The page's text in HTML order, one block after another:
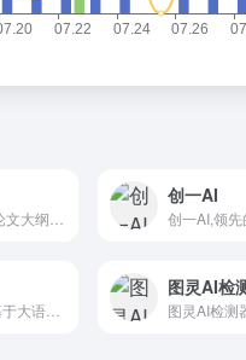
创一AI
晓语台，是一款基于大语言模型、混合大模型和AIGC技术研发的智能创作平台。创作能力主要围绕营销文本的AI创作，覆盖了行业、平台、职业等不同场景500余款创作主题，旨在助力企业与自媒体人便捷高效的获取内容创作灵感和营销物料。
图灵AI检